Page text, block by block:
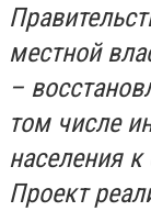
местной
–
том числе
населения
Проект